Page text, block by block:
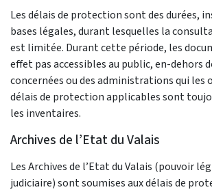
Les délais de protection sont des durées,
bases légales, durant lesquelles la
est limitée. Durant cette période, les
effet pas accessibles au public, en-dehors
concernées ou des administrations qui les
délais de protection applicables sont
les inventaires.
Archives de l’Etat du Valais
Les Archives de l’Etat du Valais (pouvoir
judiciaire) sont soumises aux délais de